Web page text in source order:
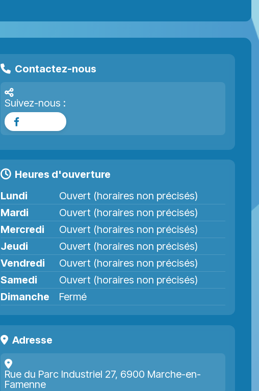
Contactez-nous
Suivez-nous :
Facebook
Heures d'ouverture
Lundi
Ouvert (horaires non précisés)
Mardi
Ouvert (horaires non précisés)
Mercredi
Ouvert (horaires non précisés)
Jeudi
Ouvert (horaires non précisés)
Vendredi
Ouvert (horaires non précisés)
Samedi
Ouvert (horaires non précisés)
Dimanche
Fermé
Adresse
Rue du Parc Industriel 27, 6900 Marche-en-
Famenne